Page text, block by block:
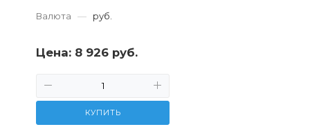
Валюта — руб.
Цена: 8 926 руб.
КУПИТЬ